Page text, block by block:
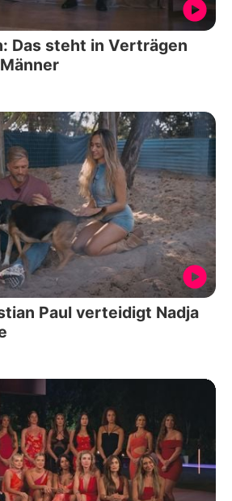
Das steht in Verträgen
Paul verteidigt Nadja